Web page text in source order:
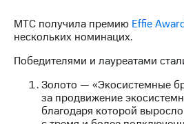
управление
секретарь
Раскрытие
информации
Информация
акционерам
МТС получила премию Effie
нескольких номинацих.
Победителями и лауреатами
Золото — «Экосистемные
за продвижение
благодаря которой